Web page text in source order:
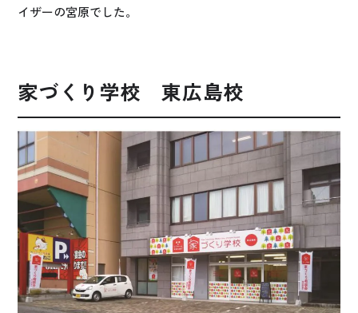
イザーの宮原でした。
家づくり学校 東広島校